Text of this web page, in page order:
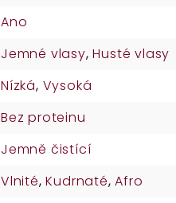
Ano
Jemné vlasy,Husté vlasy
Nízká, Vysoká
Bez proteinu
Jemně čistící
Vlnité,Kudrnaté,Afro